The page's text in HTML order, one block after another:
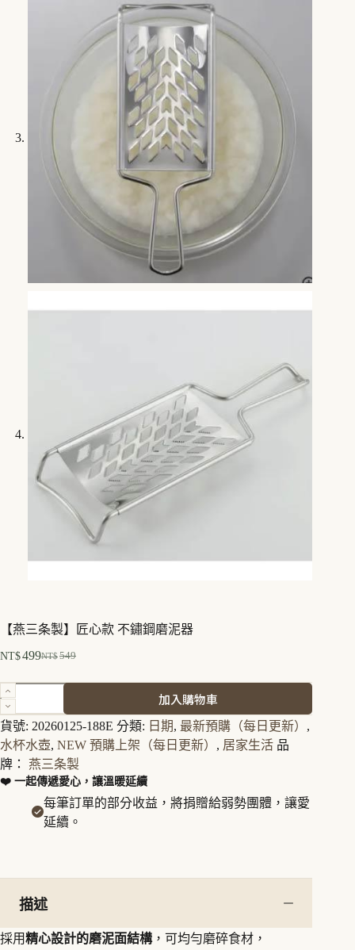
【燕三条製】匠心款 不鏽鋼磨泥器
NT$549
始
格：
NT$549。
NT$499
前
格：
NT$499。
【燕
三
条
製】
匠
心
泥
量
加入購物車
貨號: 20260125-188E 分類: 日期, 最新預購（每日更新） ,
水杯水壺, NEW 預購上架（每日更新） , 居家生活 品
牌： 燕三条製
❤️ 一起傳遞愛心，讓溫暖延續
每筆訂單的部分收益，將捐贈給弱勢團體，讓愛
延續。
描述
採用精心設計的磨泥面結構，可均勻磨碎食材，